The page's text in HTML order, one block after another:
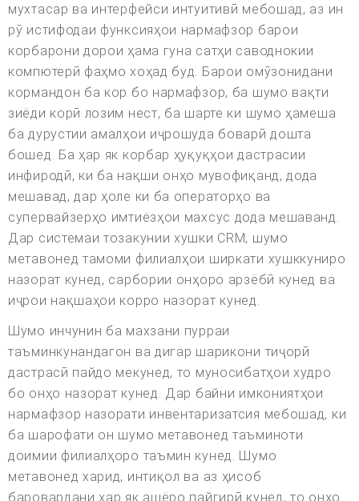
мухтасар ва интерфейси интуитивӣ мебошад, аз ин
рӯ истифодаи функсияҳои нармафзор барои
корбарони дорои ҳама гуна сатҳи саводнокии
компютерӣ фаҳмо хоҳад буд. Барои омӯзонидани
кормандон ба кор бо нармафзор, ба шумо вақти
зиёди корӣ лозим нест, ба шарте ки шумо ҳамеша
ба дурустии амалҳои иҷрошуда боварӣ дошта
бошед. Ба ҳар як корбар ҳуқуқҳои дастрасии
инфиродӣ, ки ба нақши онҳо мувофиқанд, дода
мешавад, дар ҳоле ки ба операторҳо ва
супервайзерҳо имтиёзҳои махсус дода мешаванд.
Дар системаи тозакунии хушки CRM, шумо
метавонед тамоми филиалҳои ширкати хушккуниро
назорат кунед, сарбории онҳоро арзёбӣ кунед ва
иҷрои нақшаҳои корро назорат кунед.
Шумо инчунин ба махзани пурраи
таъминкунандагон ва дигар шарикони тиҷорӣ
дастрасӣ пайдо мекунед, то муносибатҳои худро
бо онҳо назорат кунед. Дар байни имкониятҳои
нармафзор назорати инвентаризатсия мебошад, ки
ба шарофати он шумо метавонед таъминоти
доимии филиалҳоро таъмин кунед. Шумо
метавонед харид, интиқол ва аз ҳисоб
баровардани ҳар як ашёро пайгирӣ кунед, то онҳо